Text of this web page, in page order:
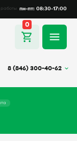
пн-пт: 08:30-17:00
8 (846) 300-40-62
0